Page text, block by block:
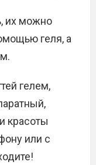
их можно
геля, а
гелем,
красоты
или с